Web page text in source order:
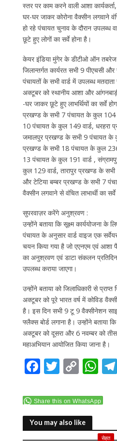
स्तर पर काम करने वाली आशा
घर-घर जाकर कोरोना वैक्सीन लगवाने
हो रहे पंचायत चुनाव के दौरान उपलब्ध
छूटे हुए लोगों का सर्वे होना है।
केयर इंडिया मुंगेर के डीटीओ ऑन
जिलान्तर्गत कार्यरत सभी 9 पीएचसी
पंचायतों के सभी वार्ड में उपलब्ध
अक्टूबर को स्थानीय आशा और आंगनबाड़ी
-घर जाकर छूटे हुए लाभर्थियों का सर्वे
प्रखण्ड के सभी 7 पंचायत के कुल 104
10 पंचायत के कुल 149 वार्ड, धरहरा
जमालपुर प्रखण्ड के सभी 9 पंचायत के
प्रखण्ड के सभी 18 पंचायत के कुल
13 पंचायत के कुल 191 वार्ड ,
कुल 129 वार्ड, तारापुर प्रखण्ड के
और टेटिया बम्बर प्रखण्ड के सभी 7
वैक्सीन लगवाने से वंचित लाभार्थी का
सुपरवाज़र करेंगे अनुश्रवण :
उन्होंने बताया कि सूक्ष्म कार्ययोजना के
पंचायत के अनुसार वार्ड वाइज एक
चयन किया गया है जो एएनएम एवं आशा
का अनुश्रवण एवं डाटा संकलन
उपलब्ध कराया जाएगा।
उन्होंने बताया को जिलाधिकारी से
अक्टूबर को पूरे भारत वर्ष में कोविड
है। इस दिन सभी 9 टू 9 वैक्सीनेशन
फ्लैक्स बोर्ड लगाना है। उन्होंने बताया
अक्टूबर को दूसरा और 6 नवम्बर को
महाअभियान आयोजित किया जाना है।
F
e
b
o
T
itt
er
C
p
y
Li
W
at
A
Share this on WhatsApp
You may also like
सेहत